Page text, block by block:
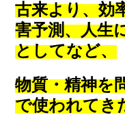
古来より、効
害予測、人生
としてなど、
物質・精神を
で使われてき